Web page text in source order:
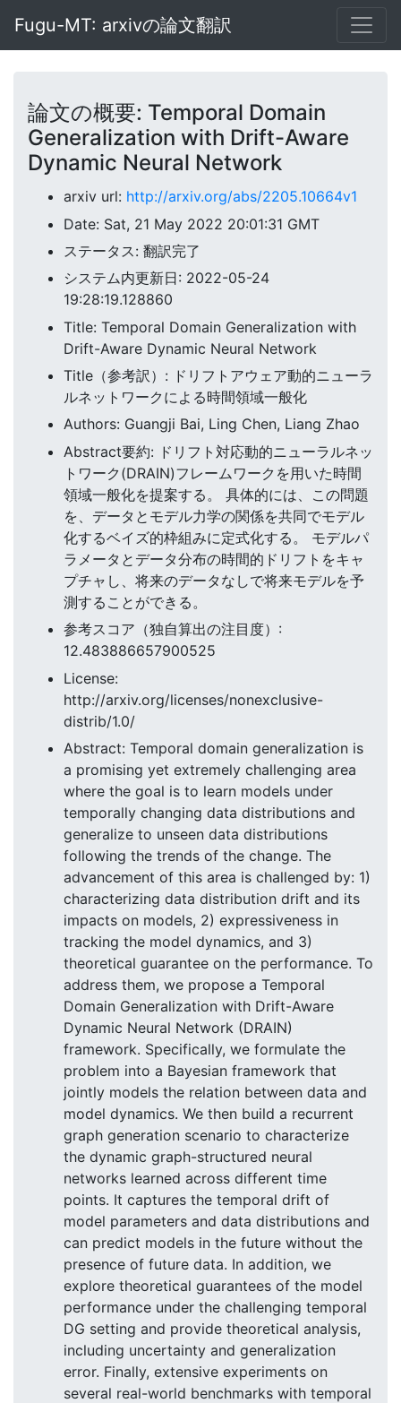
Fugu-MT: arxivの論文翻訳
論文の概要: Temporal Domain
Generalization with Drift-Aware
Dynamic Neural Network
arxiv url: http://arxiv.org/abs/2205.10664v1
Date: Sat, 21 May 2022 20:01:31 GMT
ステータス: 翻訳完了
システム内更新日: 2022-05-24
19:28:19.128860
Title: Temporal Domain Generalization with
Drift-Aware Dynamic Neural Network
Title（参考訳）: ドリフトアウェア動的ニューラ
ルネットワークによる時間領域一般化
Authors: Guangji Bai, Ling Chen, Liang Zhao
Abstract要約: ドリフト対応動的ニューラルネッ
トワーク(DRAIN)フレームワークを用いた時間
領域一般化を提案する。 具体的には、この問題
を、データとモデル力学の関係を共同でモデル
化するベイズ的枠組みに定式化する。 モデルパ
ラメータとデータ分布の時間的ドリフトをキャ
プチャし、将来のデータなしで将来モデルを予
測することができる。
参考スコア（独自算出の注目度）:
12.483886657900525
License:
http://arxiv.org/licenses/nonexclusive-
distrib/1.0/
Abstract: Temporal domain generalization is
a promising yet extremely challenging area
where the goal is to learn models under
temporally changing data distributions and
generalize to unseen data distributions
following the trends of the change. The
advancement of this area is challenged by: 1)
characterizing data distribution drift and its
impacts on models, 2) expressiveness in
tracking the model dynamics, and 3)
theoretical guarantee on the performance. To
address them, we propose a Temporal
Domain Generalization with Drift-Aware
Dynamic Neural Network (DRAIN)
framework. Specifically, we formulate the
problem into a Bayesian framework that
jointly models the relation between data and
model dynamics. We then build a recurrent
graph generation scenario to characterize
the dynamic graph-structured neural
networks learned across different time
points. It captures the temporal drift of
model parameters and data distributions and
can predict models in the future without the
presence of future data. In addition, we
explore theoretical guarantees of the model
performance under the challenging temporal
DG setting and provide theoretical analysis,
including uncertainty and generalization
error. Finally, extensive experiments on
several real-world benchmarks with temporal